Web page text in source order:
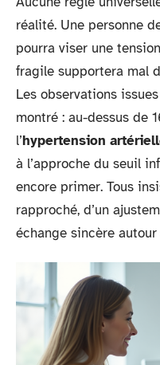
réalité. Une personne
pourra viser une
fragile supportera mal
Les observations
montré : au-dessus de
l’hypertension
à l’approche du seuil
encore primer. Tous
rapproché, d’un
échange sincère